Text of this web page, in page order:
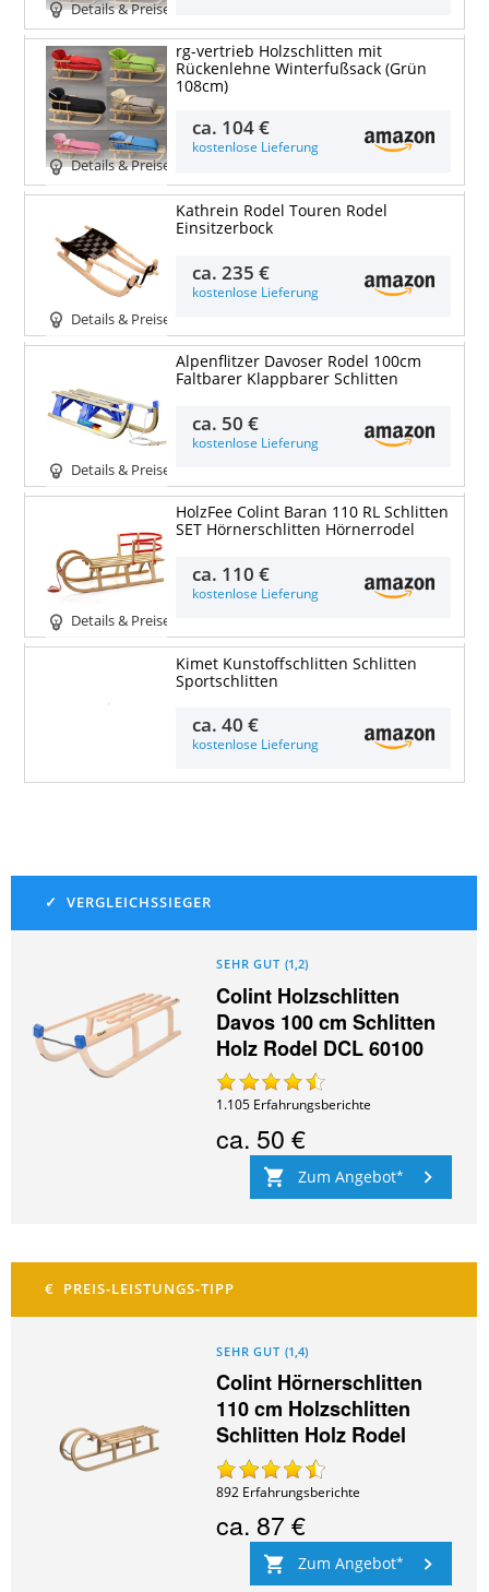
Details & Preise
Details & Preise
rg-vertrieb Holzschlitten mit
Rückenlehne Winterfußsack (Grün
108cm)
ca. 104 €
kostenlose Lieferung
Details & Preise
Kathrein Rodel Touren Rodel
Einsitzerbock
ca.235 €
kostenlose Lieferung
Details & Preise
Alpenflitzer Davoser Rodel 100cm
Faltbarer Klappbarer Schlitten
ca. 50 €
kostenlose Lieferung
Details & Preise
HolzFee Colint Baran 110 RL Schlitten
SET Hörnerschlitten Hörnerrodel
ca. 110 €
kostenlose Lieferung
Kimet Kunstoffschlitten Schlitten
Sportschlitten
ca.40 €
kostenlose Lieferung
SEHR GUT (1,2)
Colint Holzschlitten
Davos 100 cm Schlitten
Holz Rodel DCL 60100
1.105 Erfahrungsberichte
ca. 50 €
Zum Angebot
SEHR GUT (1,4)
Colint Hörnerschlitten
110 cm Holzschlitten
Schlitten Holz Rodel
892 Erfahrungsberichte
ca. 87 €
Zum Angebot